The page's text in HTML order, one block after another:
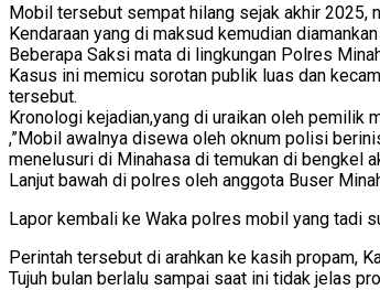
Mobil tersebut sempat hilang sejak akhir 2025,
Kendaraan yang di maksud kemudian
Beberapa Saksi mata di lingkungan Polres
Kasus ini memicu sorotan publik luas dan
tersebut.
Kronologi kejadian,yang di uraikan oleh
,”Mobil awalnya disewa oleh oknum polisi
menelusuri di Minahasa di temukan di bengkel
Lanjut bawah di polres oleh anggota Buser
Lapor kembali ke Waka polres mobil yang tadi
Perintah tersebut di arahkan ke kasih propam,
Tujuh bulan berlalu sampai saat ini tidak jelas